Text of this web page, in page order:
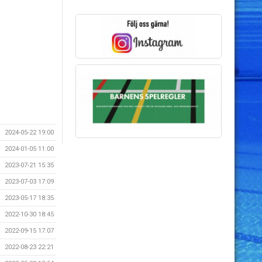
2024-05-22 19:00
2024-01-05 11:00
2023-07-21 15:35
2023-07-03 17:09
2023-05-17 18:35
2022-10-30 18:45
2022-09-15 17:07
2022-08-23 22:21